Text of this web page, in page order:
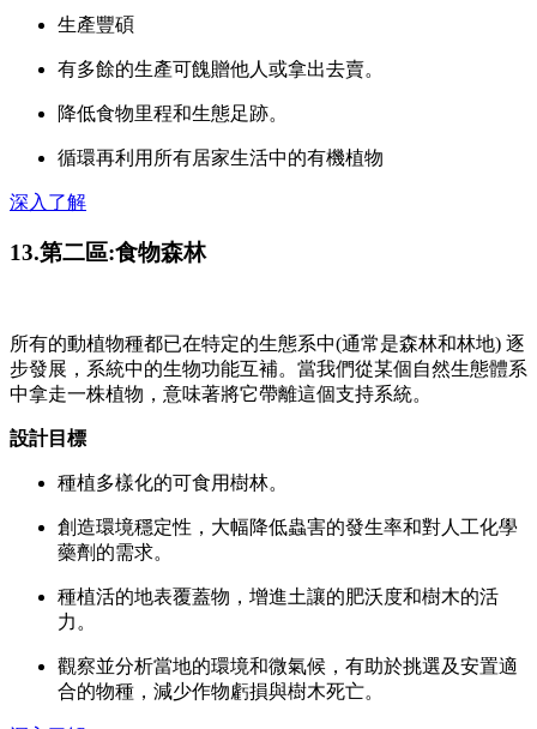
生產豐碩
有多餘的生產可餽贈他人或拿出去賣。
降低食物里程和生態足跡。
循環再利用所有居家生活中的有機植物
深入了解
13.第二區:食物森林
所有的動植物種都已在特定的生態系中(通常是森林和林地) 逐
步發展，系統中的生物功能互補。當我們從某個自然生態體系
中拿走一株植物，意味著將它帶離這個支持系統。
設計目標
種植多樣化的可食用樹林。
創造環境穩定性，大幅降低蟲害的發生率和對人工化學
藥劑的需求。
種植活的地表覆蓋物，增進土讓的肥沃度和樹木的活
力。
觀察並分析當地的環境和微氣候，有助於挑選及安置適
合的物種，減少作物虧損與樹木死亡。